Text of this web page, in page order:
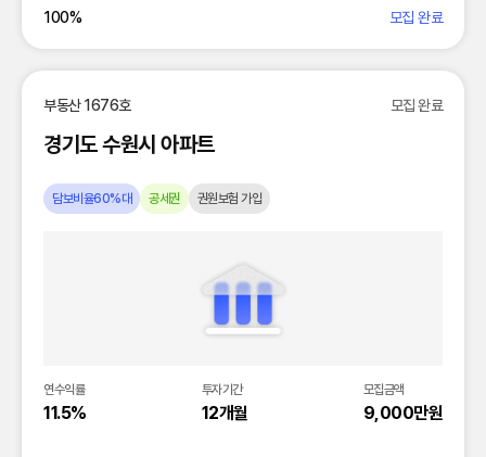
100% 모집 완료
부동산 1676호 모집 완료
경기도 수원시 아파트
담보비율60%대 공세권 권원보험 가입
연수익률
11.5%
투자기간
12개월
모집금액
9,000만원